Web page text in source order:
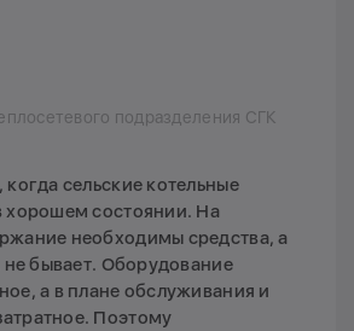
подразделения СГК
сельские котельные
хорошем состоянии. На
необходимы средства, а
не бывает. Оборудование
а в плане обслуживания и
Поэтому